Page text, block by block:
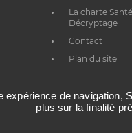
La charte
Décryptage
Contact
Plan du site
expérience de
plus sur la finalité